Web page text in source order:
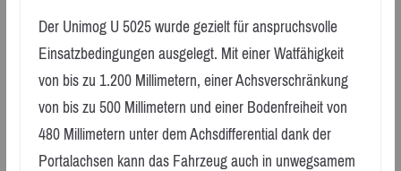
Der Unimog U 5025 wurde gezielt für anspruchsvolle
Einsatzbedingungen ausgelegt. Mit einer Watfähigkeit
von bis zu 1.200 Millimetern, einer Achsverschränkung
von bis zu 500 Millimetern und einer Bodenfreiheit von
480 Millimetern unter dem Achsdifferential dank der
Portalachsen kann das Fahrzeug auch in unwegsamem